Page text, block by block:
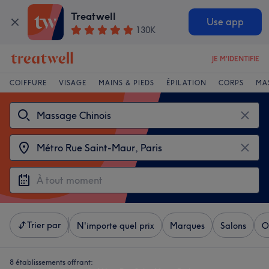
Treatwell
130K
Use app
JE M'IDENTIFIE
COIFFURE VISAGE MAINS & PIEDS ÉPILATION CORPS
Trier par N'importe quel prix Marques Salons
8 établissements offrant: